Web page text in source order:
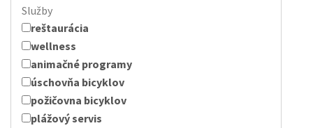
Služby
reštaurácia
wellness
animačné programy
úschovňa bicyklov
požičovna bicyklov
plážový servis